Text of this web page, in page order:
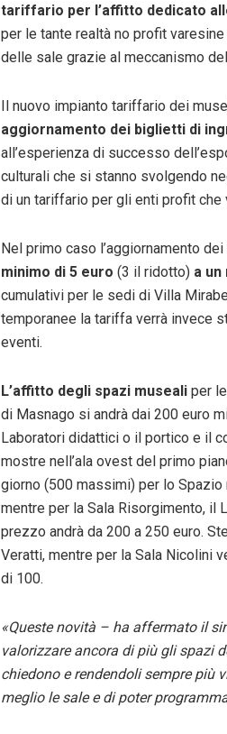
tariffario per l’affitto dedicato
per le tante realtà no profit
delle sale grazie al meccanismo
Il nuovo impianto tariffario dei
aggiornamento dei biglietti di
all’esperienza di successo
culturali che si stanno svolgendo
di un tariffario per gli enti profit
Nel primo caso l’aggiornamento
minimo di 5 euro (3 il ridotto) a un
cumulativi per le sedi di Villa
temporanee la tariffa verrà invece
eventi.
L’affitto degli spazi museali per
di Masnago si andrà dai 200 euro
Laboratori didattici o il portico e il
mostre nell’ala ovest del primo
giorno (500 massimi) per lo
mentre per la Sala Risorgimento, il
prezzo andrà da 200 a 250 euro.
Veratti, mentre per la Sala Nicolini
di 100.
«Queste novità – ha affermato il
valorizzare ancora di più gli spazi
chiedono e rendendoli sempre più
meglio le sale e di poter